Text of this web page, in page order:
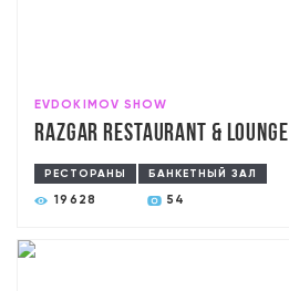
EVDOKIMOV SHOW
RAZGAR Restaurant & Lounge
РЕСТОРАНЫ БАНКЕТНЫЙ ЗАЛ
19628 54